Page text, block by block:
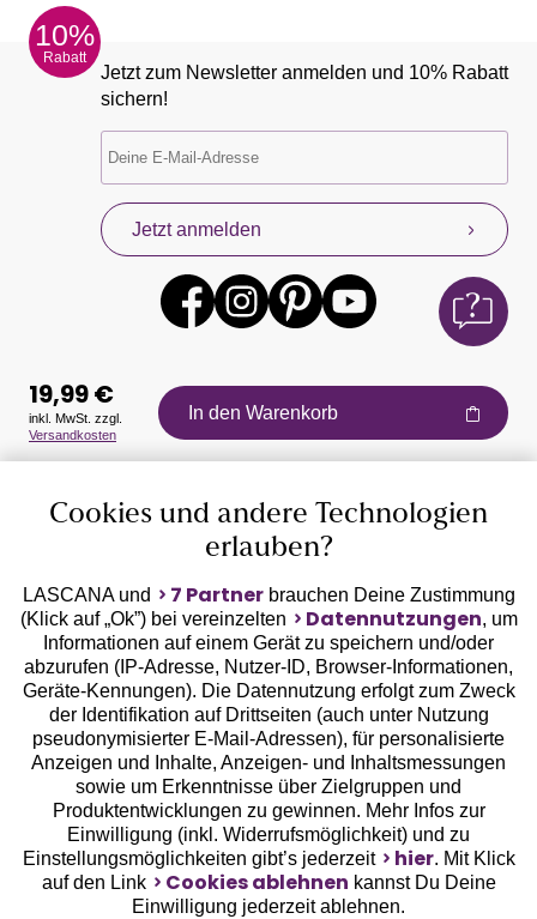
10%
Rabatt
Jetzt zum Newsletter anmelden und 10% Rabatt
sichern!
Jetzt anmelden
Auszeichnungen
Geprüfte Sicherheit
Unsere Apps
19,99 €
inkl. MwSt. zzgl.
Versandkosten
In den Warenkorb
Cookies und andere Technologien
erlauben?
LASCANA und 7 Partnerbrauchen Deine Zustimmung
(Klick auf „Ok”) bei vereinzelten
Datennutzungen, um
Informationen auf einem Gerät zu speichern und/oder
abzurufen (IP-Adresse, Nutzer-ID, Browser-Informationen,
Geräte-Kennungen). Die Datennutzung erfolgt zum Zweck
der Identifikation auf Drittseiten (auch unter Nutzung
pseudonymisierter E-Mail-Adressen), für personalisierte
Anzeigen und Inhalte, Anzeigen- und Inhaltsmessungen
sowie um Erkenntnisse über Zielgruppen und
Produktentwicklungen zu gewinnen. Mehr Infos zur
Einwilligung (inkl. Widerrufsmöglichkeit) und zu
Einstellungsmöglichkeiten gibt’s jederzeit
hier. Mit Klick
auf den Link
Cookies ablehnen kannst Du Deine
Einwilligung jederzeit ablehnen.